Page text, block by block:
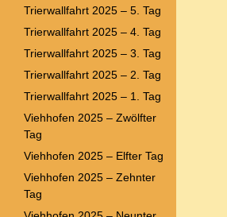
Trierwallfahrt 2025 – 5. Tag
Trierwallfahrt 2025 – 4. Tag
Trierwallfahrt 2025 – 3. Tag
Trierwallfahrt 2025 – 2. Tag
Trierwallfahrt 2025 – 1. Tag
Viehhofen 2025 – Zwölfter
Tag
Viehhofen 2025 – Elfter Tag
Viehhofen 2025 – Zehnter
Tag